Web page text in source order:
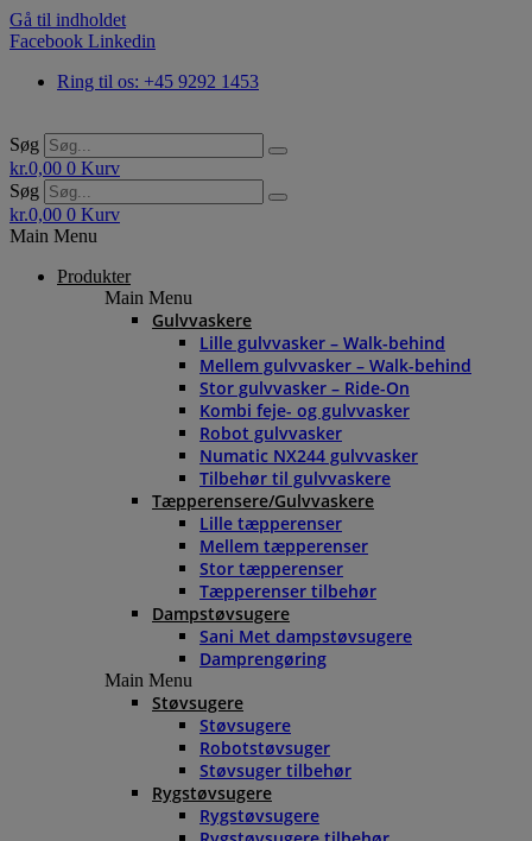
Gå til indholdet
Facebook Linkedin
Ring til os: +45 9292 1453
Søg
kr.0,00 0 Kurv
Søg
kr.0,00 0 Kurv
Main Menu
Produkter
Main Menu
Gulvvaskere
Lille gulvvasker – Walk-behind
Mellem gulvvasker – Walk-behind
Stor gulvvasker – Ride-On
Kombi feje- og gulvvasker
Robot gulvvasker
Numatic NX244 gulvvasker
Tilbehør til gulvvaskere
Tæpperensere/Gulvvaskere
Lille tæpperenser
Mellem tæpperenser
Stor tæpperenser
Tæpperenser tilbehør
Dampstøvsugere
Sani Met dampstøvsugere
Damprengøring
Main Menu
Støvsugere
Støvsugere
Robotstøvsuger
Støvsuger tilbehør
Rygstøvsugere
Rygstøvsugere